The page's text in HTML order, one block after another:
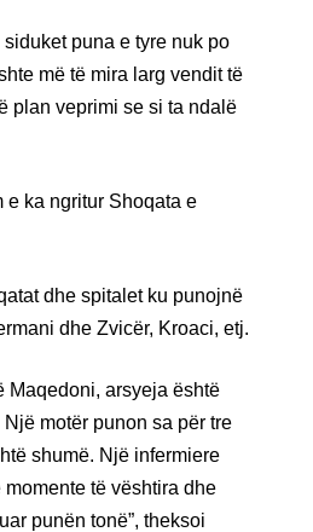
puna e tyre nuk po
më të mira larg vendit të
plan veprimi se si ta ndalë
e ka ngritur Shoqata e
dhe spitalet ku punojnë
dhe Zvicër, Kroaci, etj.
Maqedoni, arsyeja është
motër punon sa për tre
shumë. Një infermiere
të vështira dhe
punën tonë”, theksoi